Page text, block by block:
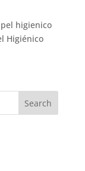
Higiénico
Search